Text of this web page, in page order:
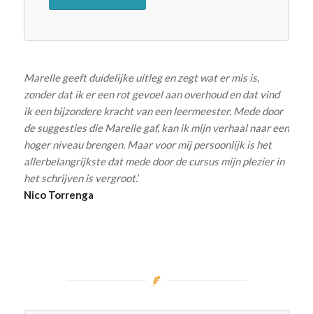
Marelle geeft duidelijke uitleg en zegt wat er mis is,
zonderdat ik er een rot gevoel aan overhoud en dat vind
ik een bijzondere kracht van een leermeester. Mede door
de suggesties die Marelle gaf, kan ik mijn verhaal naar een
hoger niveau brengen. Maar voor mij persoonlijk is het
allerbelangrijkste dat mede door de cursus mijn plezier in
het schrijven is vergroot.’
Nico Torrenga